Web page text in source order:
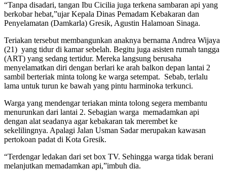
“Tanpa disadari, tangan Ibu Cicilia juga terkena sambaran api yang
berkobar hebat,”ujar Kepala Dinas Pemadam Kebakaran dan
Penyelamatan (Damkarla) Gresik, Agustin Halamoan Sinaga.
Teriakan tersebut membangunkan anaknya bernama Andrea Wijaya
(21) yang tidur di kamar sebelah. Begitu juga asisten rumah tangga
(ART) yang sedang tertidur. Mereka langsung berusaha
menyelamatkan diri dengan berlari ke arah balkon depan lantai 2
sambil berteriak minta tolong ke warga setempat. Sebab, terlalu
lama untuk turun ke bawah yang pintu harminoka terkunci.
Warga yang mendengar teriakan minta tolong segera membantu
menurunkan dari lantai 2. Sebagian warga memadamkan api
dengan alat seadanya agar kebakaran tak merembet ke
sekelilingnya. Apalagi Jalan Usman Sadar merupakan kawasan
pertokoan padat di Kota Gresik.
“Terdengar ledakan dari set box TV. Sehingga warga tidak berani
melanjutkan memadamkan api,”imbuh dia.